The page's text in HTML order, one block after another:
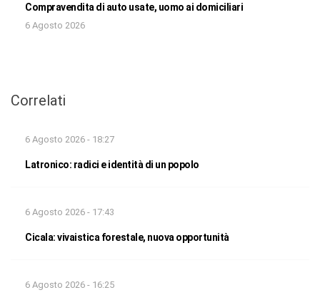
Compravendita di auto usate, uomo ai domiciliari
6 Agosto 2026
Correlati
6 Agosto 2026 - 18:27
Latronico: radici e identità di un popolo
6 Agosto 2026 - 17:43
Cicala: vivaistica forestale, nuova opportunità
6 Agosto 2026 - 16:25